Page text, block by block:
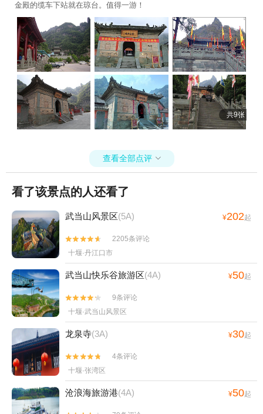
金殿的缆车下站就在琼台。值得一游！
共9张
查看全部点评 
看了该景点的人还看了
武当山风景区(5A) ¥202起


2205条评论
十堰·丹江口市
武当山快乐谷旅游区(4A) ¥50起


9条评论
十堰·武当山风景区
龙泉寺(3A) ¥30起


4条评论
十堰·张湾区
沧浪海旅游港(4A) ¥50起